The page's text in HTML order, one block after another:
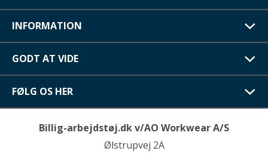
INFORMATION
GODT AT VIDE
FØLG OS HER
Billig-arbejdstøj.dk v/AO Workwear A/S
Ølstrupvej 2A